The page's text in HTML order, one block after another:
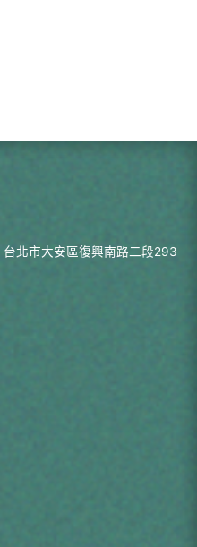
台北市大安區復興南路二段293